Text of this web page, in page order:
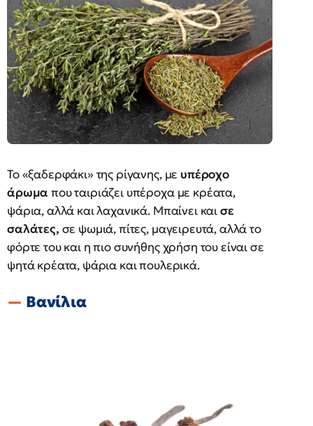
Το «ξαδερφάκι» της ρίγανης, με υπέροχο
άρωμα που ταιριάζει υπέροχα με κρέατα,
ψάρια, αλλά και λαχανικά. Μπαίνει καισε
σαλάτες, σε ψωμιά, πίτες, μαγειρευτά, αλλά το
φόρτε του και η πιο συνήθης χρήση του είναι σε
ψητά κρέατα, ψάρια και πουλερικά.
Βανίλια